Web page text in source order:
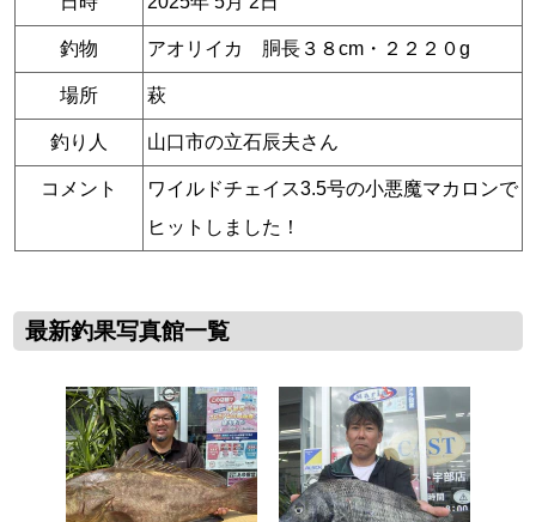
釣物 アオリイカ 胴長３８cm・２２２０g
場所 萩
釣り人 山口市の立石辰夫さん
コメント
ワイルドチェイス3.5号の小悪魔マカロンで
ヒットしました！
最新釣果写真館一覧